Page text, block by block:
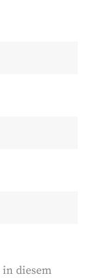
in diesem